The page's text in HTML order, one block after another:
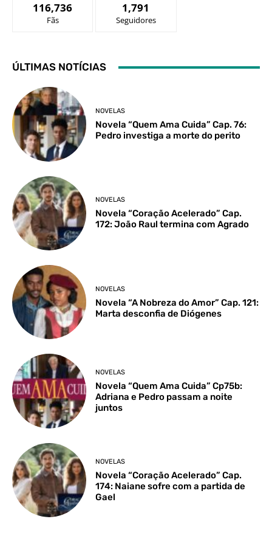
116,736
Fãs
1,791
Seguidores
ÚLTIMAS NOTÍCIAS
NOVELAS
Novela “Quem Ama Cuida” Cap. 76:
Pedro investiga a morte do perito
NOVELAS
Novela “Coração Acelerado” Cap.
172: João Raul termina com Agrado
NOVELAS
Novela “A Nobreza do Amor” Cap. 121:
Marta desconfia de Diógenes
NOVELAS
Novela “Quem Ama Cuida” Cp75b:
Adriana e Pedro passam a noite
juntos
NOVELAS
Novela “Coração Acelerado” Cap.
174: Naiane sofre com a partida de
Gael